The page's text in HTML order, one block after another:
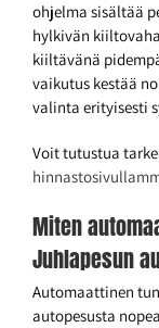
ohjelma sisältää
hylkivän
kiiltävänä
vaikutus kestää
valinta erityisesti
Voit tutustua
Miten
Juhlapesun
Automaattinen
autopesusta